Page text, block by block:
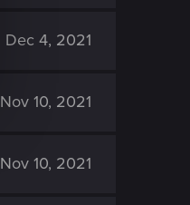
Dec 4, 2021
Nov 10, 2021
Nov 10, 2021